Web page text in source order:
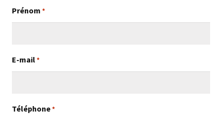
Prénom *
E-mail*
Téléphone*